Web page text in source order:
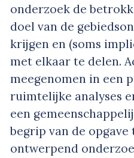
onderzoek de
doel van de
krijgen en (soms
met elkaar te delen.
meegenomen in een
ruimtelijke analyses
een
begrip van de opgave
ontwerpend